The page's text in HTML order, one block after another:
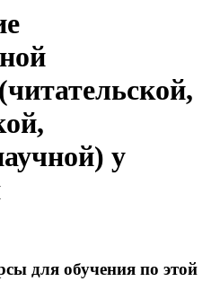
у
для обучения по этой